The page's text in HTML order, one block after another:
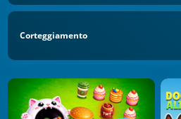
Corteggiamento